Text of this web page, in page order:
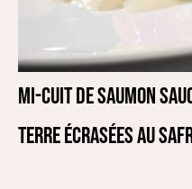
Mi-cuit de saumon
terre écrasées au